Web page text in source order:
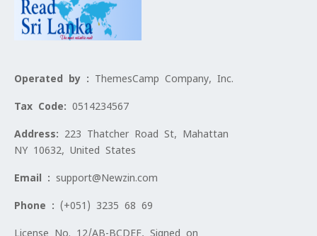
Operated by : ThemesCamp Company, Inc.
Tax Code: 0514234567
Address: 223 Thatcher Road St, Mahattan
NY 10632, United States
Email : support@Newzin.com
Phone : (+051) 3235 68 69
License No. 12/AB-BCDEF, Signed on